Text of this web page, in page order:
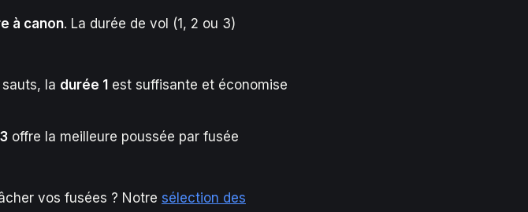
à canon. La durée de vol (1, 2 ou 3)
la durée 1 est suffisante et économise
offre la meilleure poussée par fusée
vos fusées ? Notre sélection des